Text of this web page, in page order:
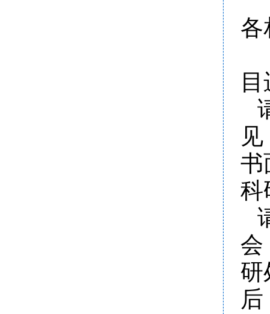
书
科
研